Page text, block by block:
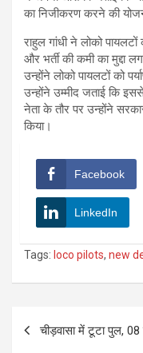
का निजीकरण करने की
राहुल गांधी ने लोको
और भर्ती की कमी का मुद्दा
उन्होंने लोको पायलटों को
उन्होंने उम्मीद जताई कि
नेता के तौर पर उन्होंने
किया।
Facebook
LinkedIn
Tags: loco pilots, new
navigation
चीड़वासा में टूटा पुल,